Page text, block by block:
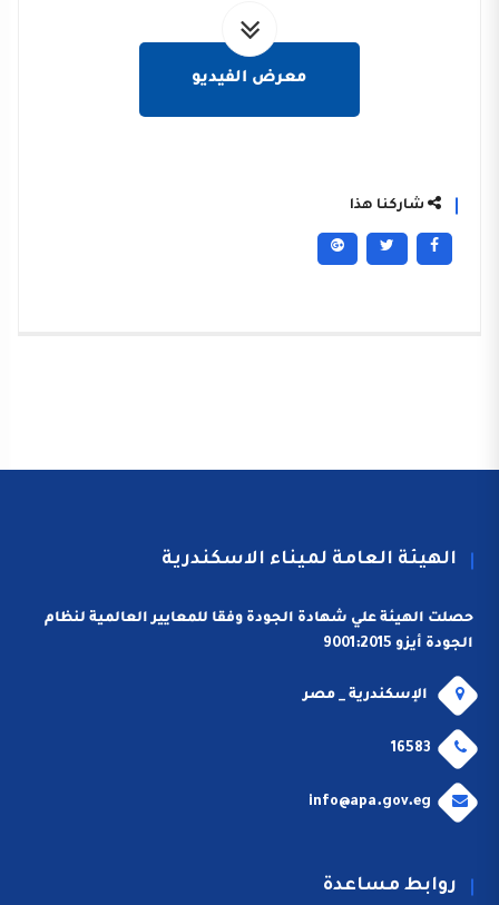
معرض الفيديو
شاركنا هذا
الهيئة العامة لميناء الاسكندرية
حصلت الهيئة علي شهادة الجودة وفقا للمعايير العالمية لنظام
الجودة أيزو 9001:2015
الإسكندرية _ مصر
16583
info@apa.gov.eg
روابط مساعدة